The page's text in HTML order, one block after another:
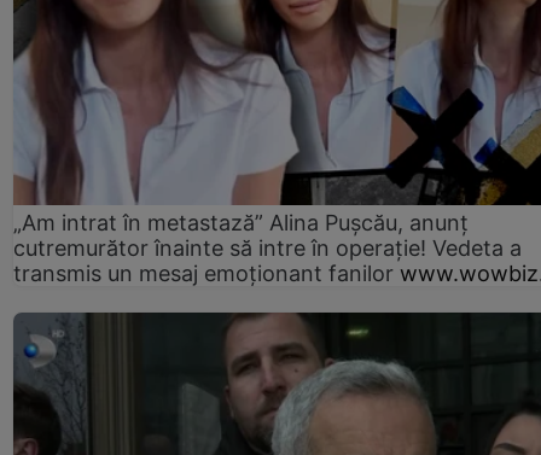
„Am intrat în metastază” Alina Pușcău, anunț
cutremurător înainte să intre în operație! Vedeta a
transmis un mesaj emoționant fanilor